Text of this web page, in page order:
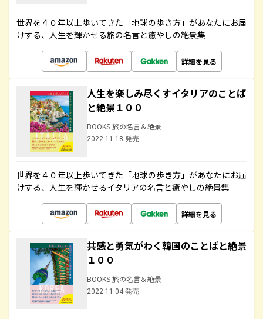
世界を４０年以上歩いてきた「地球の歩き方」があなたにお届
けする、人生を輝かせる旅の名言と癒やしの絶景集
詳細を見る
人生を楽しみ尽くすイタリアのことば
と絶景１００
BOOKS 旅の名言＆絶景
2022.11.18 発売
世界を４０年以上歩いてきた「地球の歩き方」があなたにお届
けする、人生を輝かせるイタリアの名言と癒やしの絶景集
詳細を見る
共感と勇気がわく韓国のことばと絶景
１００
BOOKS 旅の名言＆絶景
2022.11.04 発売